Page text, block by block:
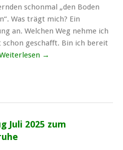
schonmal „den Boden
Was trägt mich? Ein
an. Welchen Weg nehme ich
schon geschafft. Bin ich bereit
→
Juli 2025 zum